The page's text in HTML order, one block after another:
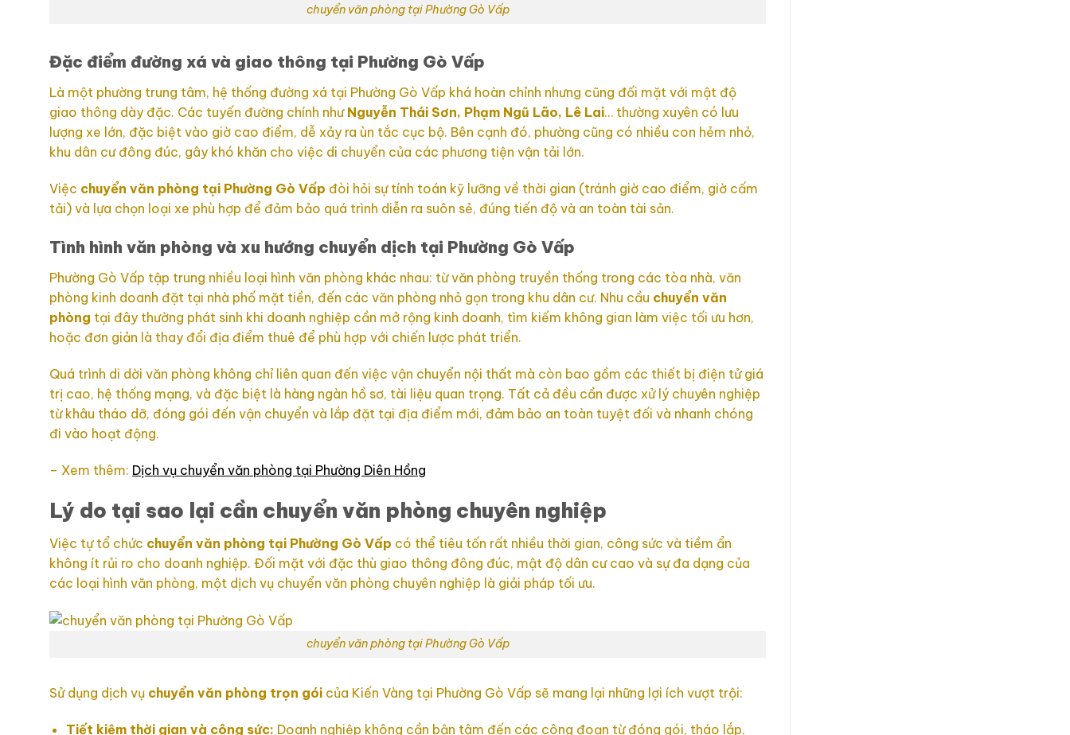
chuyển văn phòng tại Phường Gò Vấp
Đặc điểm đường xá và giao thông tại Phường Gò Vấp
Là một phường trung tâm, hệ thống đường xá tại Phường Gò Vấp khá hoàn chỉnh nhưng cũng đối mặt với mật độ
giao thông dày đặc. Các tuyến đường chính như Nguyễn Thái Sơn, Phạm Ngũ Lão, Lê Lai… thường xuyên có lưu
lượng xe lớn, đặc biệt vào giờ cao điểm, dễ xảy ra ùn tắc cục bộ. Bên cạnh đó, phường cũng có nhiều con hẻm nhỏ,
khu dân cư đông đúc, gây khó khăn cho việc di chuyển của các phương tiện vận tải lớn.
Việc chuyển văn phòng tại Phường Gò Vấp đòi hỏi sự tính toán kỹ lưỡng về thời gian (tránh giờ cao điểm, giờ cấm
tải) và lựa chọn loại xe phù hợp để đảm bảo quá trình diễn ra suôn sẻ, đúng tiến độ và an toàn tài sản.
Tình hình văn phòng và xu hướng chuyển dịch tại Phường Gò Vấp
Phường Gò Vấp tập trung nhiều loại hình văn phòng khác nhau: từ văn phòng truyền thống trong các tòa nhà, văn
phòng kinh doanh đặt tại nhà phố mặt tiền, đến các văn phòng nhỏ gọn trong khu dân cư. Nhu cầu chuyển văn
phòng tại đây thường phát sinh khi doanh nghiệp cần mở rộng kinh doanh, tìm kiếm không gian làm việc tối ưu hơn,
hoặc đơn giản là thay đổi địa điểm thuê để phù hợp với chiến lược phát triển.
Quá trình di dời văn phòng không chỉ liên quan đến việc vận chuyển nội thất mà còn bao gồm các thiết bị điện tử giá
trị cao, hệ thống mạng, và đặc biệt là hàng ngàn hồ sơ, tài liệu quan trọng. Tất cả đều cần được xử lý chuyên nghiệp
từ khâu tháo dỡ, đóng gói đến vận chuyển và lắp đặt tại địa điểm mới, đảm bảo an toàn tuyệt đối và nhanh chóng
đi vào hoạt động.
– Xem thêm: Dịch vụ chuyển văn phòng tại Phường Diên Hồng
Lý do tại sao lại cần chuyển văn phòng chuyên nghiệp
Việc tự tổ chức chuyển văn phòng tại Phường Gò Vấp có thể tiêu tốn rất nhiều thời gian, công sức và tiềm ẩn
không ít rủi ro cho doanh nghiệp. Đối mặt với đặc thù giao thông đông đúc, mật độ dân cư cao và sự đa dạng của
các loại hình văn phòng, một dịch vụ chuyển văn phòng chuyên nghiệp là giải pháp tối ưu.
chuyển văn phòng tại Phường Gò Vấp
Sử dụng dịch vụ chuyển văn phòng trọn gói của Kiến Vàng tại Phường Gò Vấp sẽ mang lại những lợi ích vượt trội:
Tiết kiệm thời gian và công sức: Doanh nghiệp không cần bận tâm đến các công đoạn từ đóng gói, tháo lắp,